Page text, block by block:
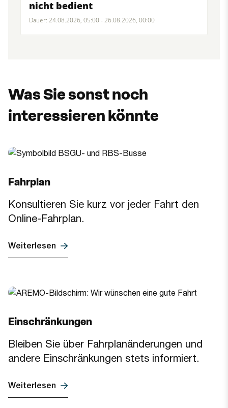
nicht bedient
Dauer: 24.08.2026, 05:00 - 26.08.2026, 00:00
Was Sie sonst noch
interessieren könnte
Fahrplan
Konsultieren Sie kurz vor jeder Fahrt den
Online-Fahrplan.
Weiterlesen
Einschränkungen
Bleiben Sie über Fahrplanänderungen und
andere Einschränkungen stets informiert.
Weiterlesen